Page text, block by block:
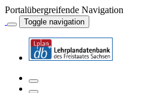
Portalübergreifende Navigation
Toggle navigation